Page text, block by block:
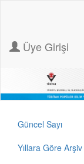
Üye Girişi
Güncel Sayı
Yıllara Göre Arşiv